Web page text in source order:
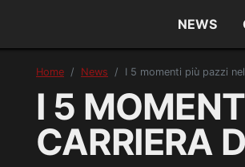
NEWS
Home News I 5 momenti più pazzi
I 5
CARRIERA